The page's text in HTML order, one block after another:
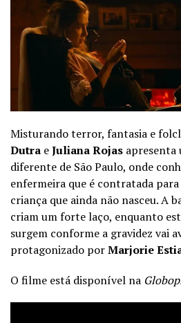
Misturando terror, fantasia e
Dutra eJuliana Rojas apresenta
diferente de São Paulo, onde
enfermeira que é contratada para
criança que ainda não nasceu. A
criam um forte laço, enquanto
surgem conforme a gravidez vai
protagonizado porMarjorie
O filme está disponível na